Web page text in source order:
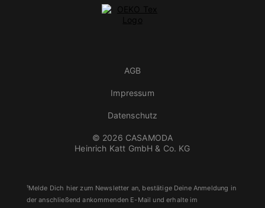
© 2026 CASAMODA
Heinrich Katt GmbH & Co. KG
AGB
Impressum
Datenschutz
¹Melde Dich hier zum Newsletter an, bestätige Deine Anmeldung in
der anschließend ankommenden E-Mail und erhalte im